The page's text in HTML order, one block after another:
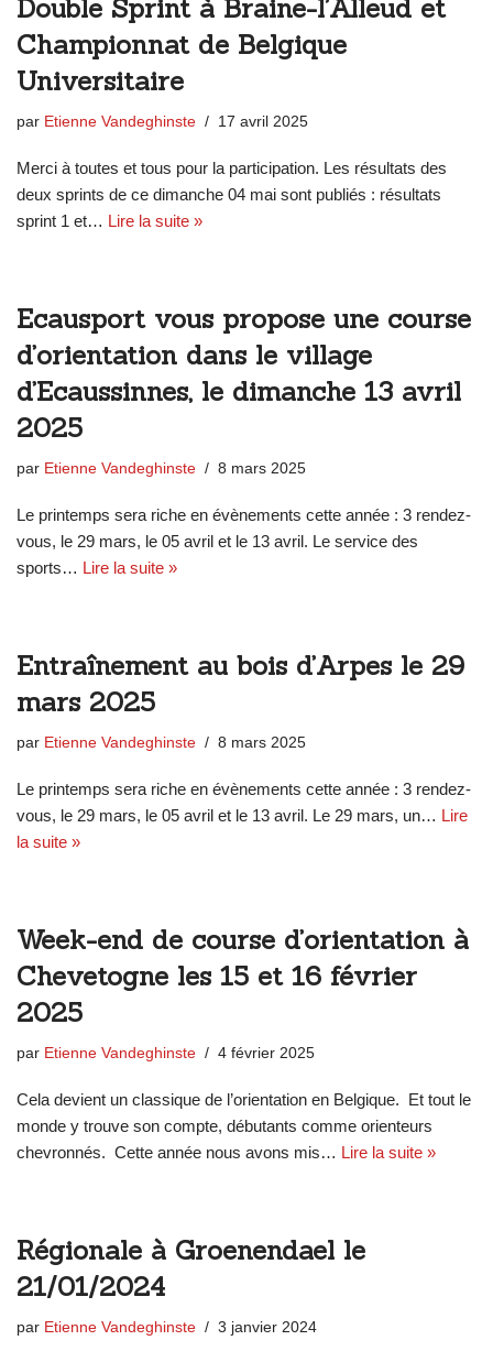
Double Sprint à Braine-l’Alleud et
Championnat de Belgique
Universitaire
par Etienne Vandeghinste 17 avril 2025
Merci à toutes et tous pour la participation. Les résultats des
deux sprints de ce dimanche 04 mai sont publiés : résultats
sprint 1 et… Lire la suite »
Ecausport vous propose une course
d’orientation dans le village
d’Ecaussinnes, le dimanche 13 avril
2025
par Etienne Vandeghinste 8 mars 2025
Le printemps sera riche en évènements cette année : 3 rendez-
vous, le 29 mars, le 05 avril et le 13 avril. Le service des
sports… Lire la suite »
Entraînement au bois d’Arpes le 29
mars 2025
par Etienne Vandeghinste 8 mars 2025
Le printemps sera riche en évènements cette année : 3 rendez-
vous, le 29 mars, le 05 avril et le 13 avril. Le 29 mars, un… Lire
la suite »
Week-end de course d’orientation à
Chevetogne les 15 et 16 février
2025
par Etienne Vandeghinste 4 février 2025
Cela devient un classique de l’orientation en Belgique. Et tout le
monde y trouve son compte, débutants comme orienteurs
chevronnés. Cette année nous avons mis… Lire la suite »
Régionale à Groenendael le
21/01/2024
par Etienne Vandeghinste 3 janvier 2024